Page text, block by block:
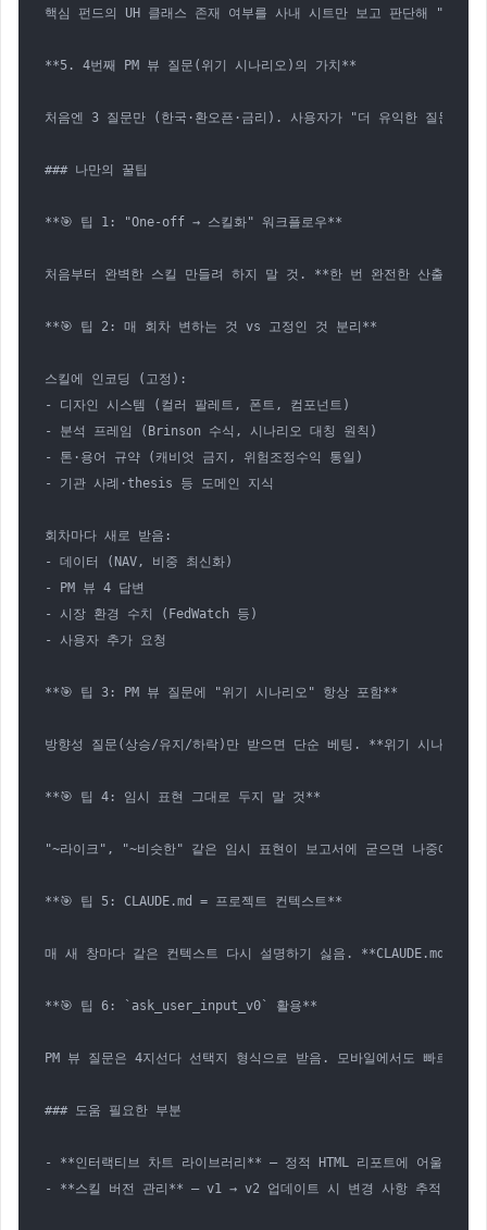
핵심 펀드의 UH 클래스 존재 여부를 사내 시트만 보고 판단해 "운
**5. 4번째 PM 뷰 질문(위기 시나리오)의 가치**
처음엔 3 질문만 (한국·환오픈·금리). 사용자가 "더 유익한 질문
### 나만의 꿀팁
**🎯 팁 1: "One-off → 스킬화" 워크플로우**
처음부터 완벽한 스킬 만들려 하지 말 것. **한 번 완전한 산출물을
**🎯 팁 2: 매 회차 변하는 것 vs 고정인 것 분리**
스킬에 인코딩 (고정):
- 디자인 시스템 (컬러 팔레트, 폰트, 컴포넌트)
- 분석 프레임 (Brinson 수식, 시나리오 대칭 원칙)
- 톤·용어 규약 (캐비엇 금지, 위험조정수익 통일)
- 기관 사례·thesis 등 도메인 지식
회차마다 새로 받음:
- 데이터 (NAV, 비중 최신화)
- PM 뷰 4 답변
- 시장 환경 수치 (FedWatch 등)
- 사용자 추가 요청
**🎯 팁 3: PM 뷰 질문에 "위기 시나리오" 항상 포함**
방향성 질문(상승/유지/하락)만 받으면 단순 베팅. **위기 시나리오
**🎯 팁 4: 임시 표현 그대로 두지 말 것**
"~라이크", "~비슷한" 같은 임시 표현이 보고서에 굳으면 나중에
**🎯 팁 5: CLAUDE.md = 프로젝트 컨텍스트**
매 새 창마다 같은 컨텍스트 다시 설명하기 싫음. **CLAUDE.md 파
**🎯 팁 6: `ask_user_input_v0` 활용**
PM 뷰 질문은 4지선다 선택지 형식으로 받음. 모바일에서도 빠르
### 도움 필요한 부분
- **인터랙티브 차트 라이브러리** — 정적 HTML 리포트에 어울리
- **스킬 버전 관리** — v1 → v2 업데이트 시 변경 사항 추적 좋은